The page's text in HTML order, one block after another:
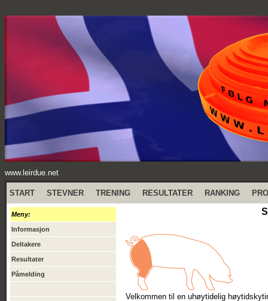
www.leirdue.net
START STEVNER TRENING RESULTATER RANKING
Meny:
Informasjon
Deltakere
Resultater
Påmelding
Velkommen til en uhøytidelig